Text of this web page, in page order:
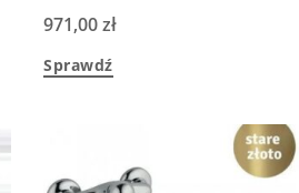
971,00zł
Sprawdź